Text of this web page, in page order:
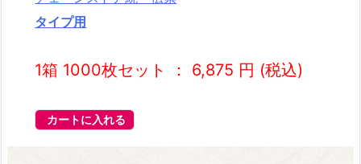
タイプ用
1箱 1000枚セット ： 6,875 円 (税込)
カートに入れる